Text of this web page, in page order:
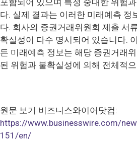
포함되어 있으며 특정 중대한 위험
다. 실제 결과는 이러한 미래예측 정
다. 회사의 증권거래위원회 제출 서
확실성이 다수 명시되어 있습니다.
든 미래예측 정보는 해당 증권거래
된 위험과 불확실성에 의해 전체적
원문 보기 비즈니스와이어닷컴:
https://www.businesswire.com/
151/en/